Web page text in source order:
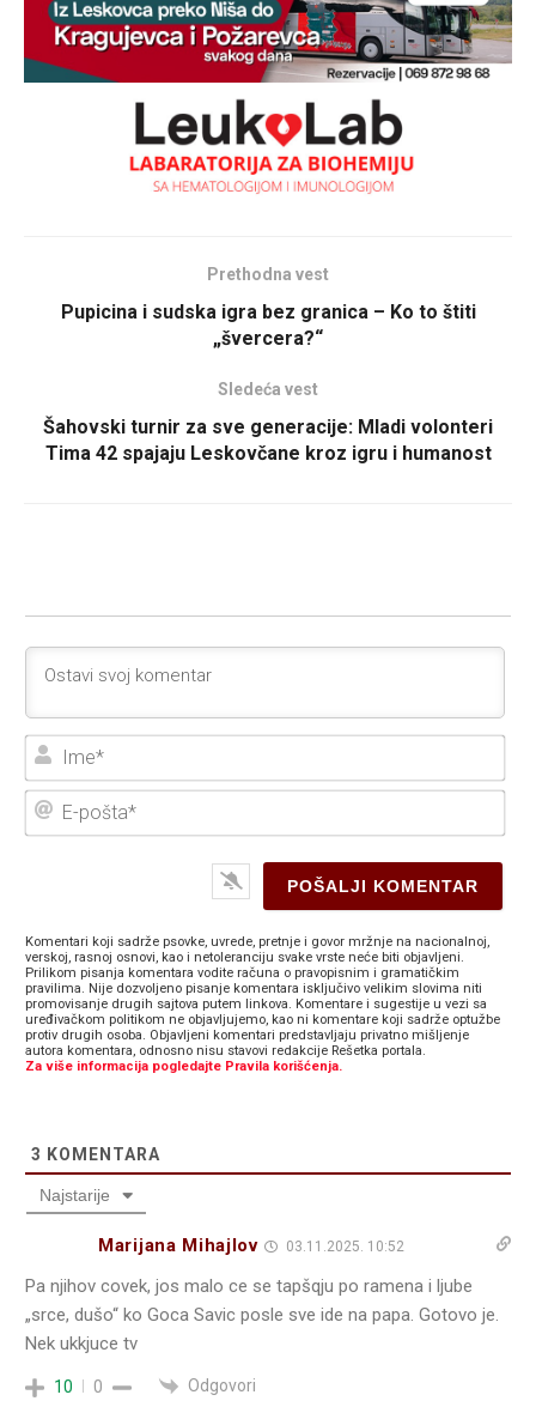
Prethodna vest
Pupicina i sudska igra bez granica – Ko to štiti
„švercera?“
Sledeća vest
Šahovski turnir za sve generacije: Mladi volonteri
Tima 42 spajaju Leskovčane kroz igru i humanost
E-
Komentari koji sadrže psovke, uvrede, pretnje i govor mržnje na nacionalnoj,
verskoj, rasnoj osnovi, kao i netoleranciju svake vrste neće biti objavljeni.
Prilikom pisanja komentara vodite računa o pravopisnim i gramatičkim
pravilima. Nije dozvoljeno pisanje komentara isključivo velikim slovima niti
promovisanje drugih sajtova putem linkova. Komentare i sugestije u vezi sa
uređivačkom politikom ne objavljujemo, kao ni komentare koji sadrže optužbe
protiv drugih osoba. Objavljeni komentari predstavljaju privatno mišljenje
autora komentara, odnosno nisu stavovi redakcije Rešetka portala.
Za više informacija pogledajte Pravila korišćenja.
3 KOMENTARA
Najstarije
Marijana Mihajlov 03.11.2025. 10:52
Pa njihov covek, jos malo ce se tapšqju po ramena i ljube
„srce, dušo“ ko Goca Savic posle sve ide na papa. Gotovo je.
Nek ukkjuce tv
10 0 Odgovori